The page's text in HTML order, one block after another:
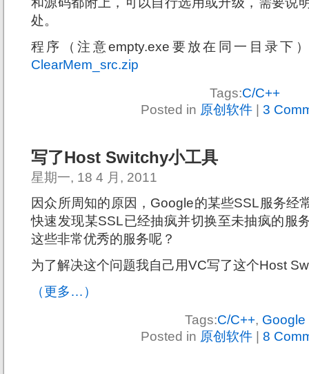
处。
程序（注意empty.exe要放在同一目录下
ClearMem_src.zip
Tags:C/C++
Posted in 原创软件| 3
写了Host Switchy小工具
星期一, 18 4 月, 2011
因众所周知的原因，Google的某些SSL服务经
快速发现某SSL已经抽疯并切换至未抽疯的服
这些非常优秀的服务呢？
为了解决这个问题我自己用VC写了这个Host
（更多…）
Tags:C/C++, Google
Posted in 原创软件| 8